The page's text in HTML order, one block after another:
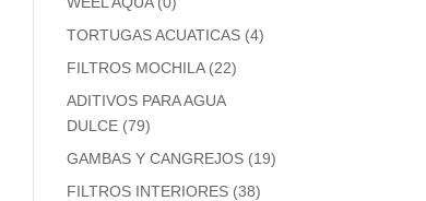
TORTUGAS ACUATICAS (4)
FILTROS MOCHILA (22)
ADITIVOS PARA AGUA
DULCE (79)
GAMBAS Y CANGREJOS (19)
FILTROS INTERIORES (38)